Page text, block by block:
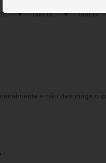
▼ Sub 15 ▼ Sub 17
e não desobriga o